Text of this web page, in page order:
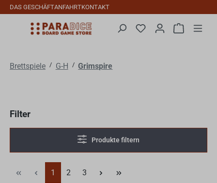
Zum Hauptinhalt springen
DAS GESCHÄFTANFAHRTKONTAKT
Du hast 0 Produkte
Brettspiele / G-H / Grimspire
Filter
Produkte filtern
Seite
1 Seite
2 Seite
3